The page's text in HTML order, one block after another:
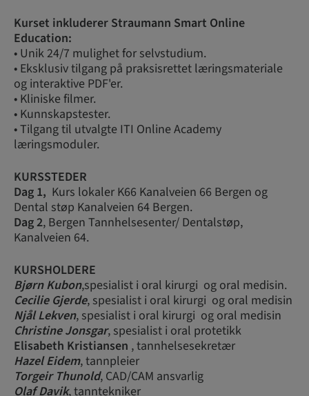
Kurset inkluderer Straumann Smart Online
Education:
• Unik 24/7 mulighet for selvstudium.
• Eksklusiv tilgang på praksisrettet læringsmateriale
og interaktive PDF'er.
• Kliniske filmer.
• Kunnskapstester.
• Tilgang til utvalgte ITI Online Academy
læringsmoduler.
KURSSTEDER
Dag 1, Kurs lokaler K66 Kanalveien 66 Bergen og
Dental støp Kanalveien 64 Bergen.
Dag 2, Bergen Tannhelsesenter/ Dentalstøp,
Kanalveien 64.
KURSHOLDERE
Bjørn Kubon,spesialist i oral kirurgi og oral medisin.
Cecilie Gjerde, spesialist i oral kirurgi og oral medisin
Njål Lekven, spesialist i oral kirurgi og oral medisin
Christine Jonsgar, spesialist i oral protetikk
Elisabeth Kristiansen , tannhelsesekretær
Hazel Eidem, tannpleier
Torgeir Thunold, CAD/CAM ansvarlig
Olaf Davik, tanntekniker